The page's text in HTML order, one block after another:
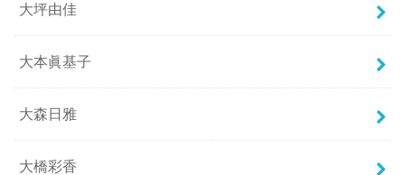
大坪由佳
大本眞基子
大森日雅
大橋彩香